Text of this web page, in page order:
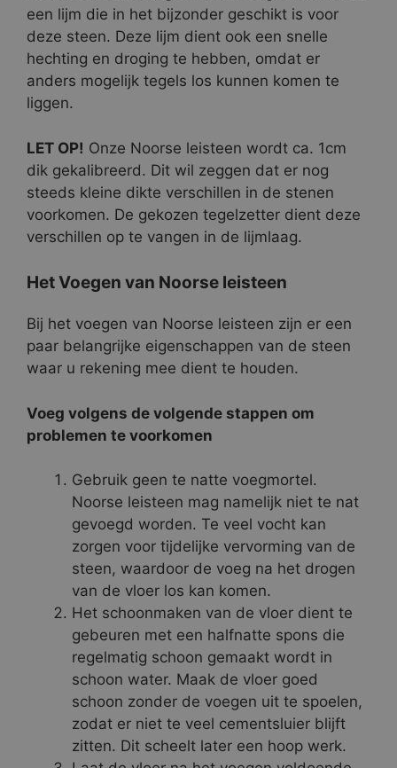
een lijm die in het bijzonder geschikt is voor
deze steen. Deze lijm dient ook een snelle
hechting en droging te hebben, omdat er
anders mogelijk tegels los kunnen komen te
liggen.
LET OP! Onze Noorse leisteen wordt ca. 1cm
dik gekalibreerd. Dit wil zeggen dat er nog
steeds kleine dikte verschillen in de stenen
voorkomen. De gekozen tegelzetter dient deze
verschillen op te vangen in de lijmlaag.
Het Voegen van Noorse leisteen
Bij het voegen van Noorse leisteen zijn er een
paar belangrijke eigenschappen van de steen
waar u rekening mee dient te houden.
Voeg volgens de volgende stappen om
problemen te voorkomen
Gebruik geen te natte voegmortel.
Noorse leisteen mag namelijk niet te nat
gevoegd worden. Te veel vocht kan
zorgen voor tijdelijke vervorming van de
steen, waardoor de voeg na het drogen
van de vloer los kan komen.
Het schoonmaken van de vloer dient te
gebeuren met een halfnatte spons die
regelmatig schoon gemaakt wordt in
schoon water. Maak de vloer goed
schoon zonder de voegen uit te spoelen,
zodat er niet te veel cementsluier blijft
zitten. Dit scheelt later een hoop werk.